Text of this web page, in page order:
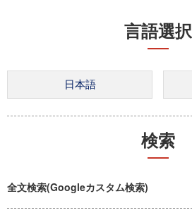
言語選択
検索
全文検索(Googleカスタム検索)